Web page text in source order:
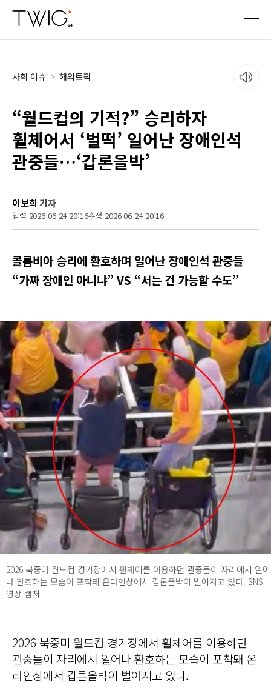
사회 이슈 > 해외토픽
“월드컵의 기적?” 승리하자
휠체어서 ‘벌떡’ 일어난 장애인석
관중들…‘갑론을박’
이보희 기자
입력 2026 06 24 20:16수정 2026 06 24 20:16
콜롬비아 승리에 환호하며 일어난 장애인석 관중들
“가짜 장애인 아니냐” VS “서는 건 가능할 수도”
2026 북중미 월드컵 경기장에서 휠체어를 이용하던 관중들이 자리에서 일어
나 환호하는 모습이 포착돼 온라인상에서 갑론을박이 벌어지고 있다. SNS
영상 캡처
2026 북중미 월드컵 경기장에서 휠체어를 이용하던
관중들이 자리에서 일어나 환호하는 모습이 포착돼 온
라인상에서 갑론을박이 벌어지고 있다.